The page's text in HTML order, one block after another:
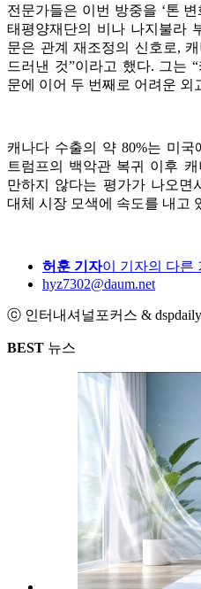
전문가들은 이번 방중을 ‘톤
태평양재단의 비나 나지불라
문은 관계 재조정의 신호로,
드러낸 것”이라고 했다. 그는
문에 이어 두 번째로 어려운 외
캐나다 수출의 약 80%는 미
트럼프의 백악관 복귀 이후
만하지 않다는 평가가 나오면
대체 시장 모색에 속도를 내고
허훈 기자이 기자의 다른
hyz7302@daum.net
ⓒ 인터내셔널포커스 &
BEST 뉴스